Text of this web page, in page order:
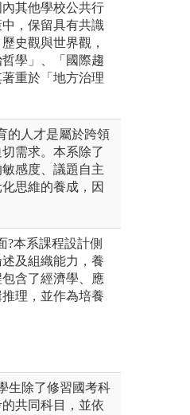
其他學校公共行
，保留具有共識
史觀與世界觀，
學」、「國際趨
重於「地方治理
的人才是屬於跨領
需求。本系除了
感度、議題自主
思維的養成，因
?本系課程設計側
及組織能力，養
含了經濟學、應
理，並作為培養
生除了修習國考科
共同科目，並依